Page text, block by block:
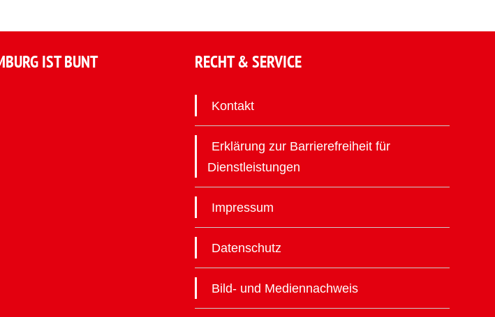
IST BUNT RECHT & SERVICE
Kontakt
Erklärung zur Barrierefreiheit für
Dienstleistungen
Impressum
Datenschutz
Bild- und Mediennachweis